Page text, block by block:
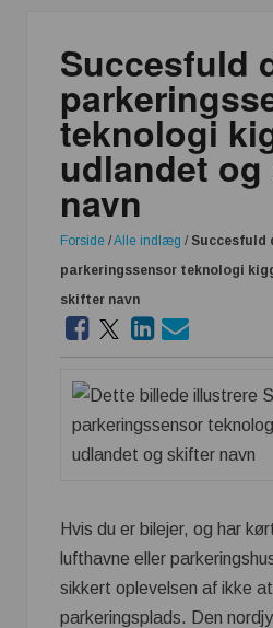
Succesfuld
teknologi
udlandet
navn
Forside /Alle indlæg / Succesfuld
parkeringssensor teknologi
skifter navn
Hvis du er bilejer, og har
lufthavne eller
sikkert oplevelsen af ikke
parkeringsplads. Den